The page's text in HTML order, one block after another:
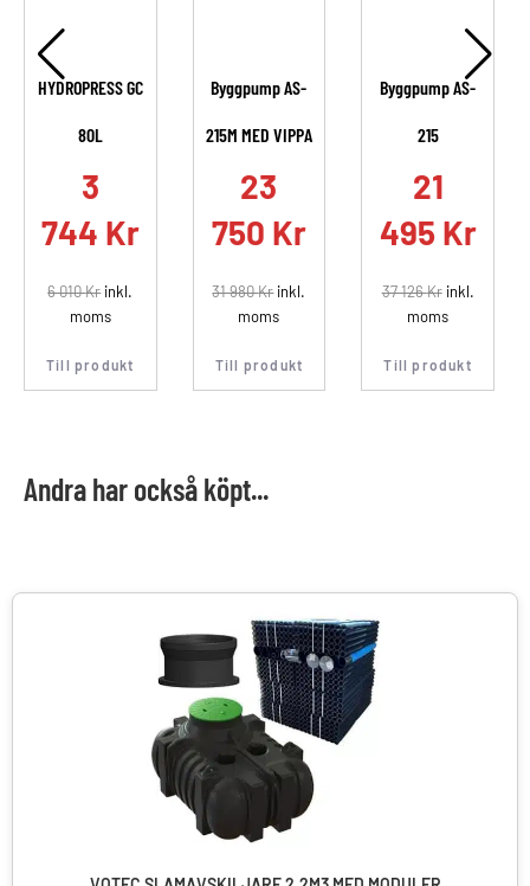
HYDROPRESS GC
80L
3
744 Kr
6 010Krinkl.
moms
Till produkt
Byggpump AS-
215M MED VIPPA
23
750 Kr
31 980Krinkl.
moms
Till produkt
Byggpump AS-
215
21
495 Kr
37 126Krinkl.
moms
Till produkt
Andra har också köpt...